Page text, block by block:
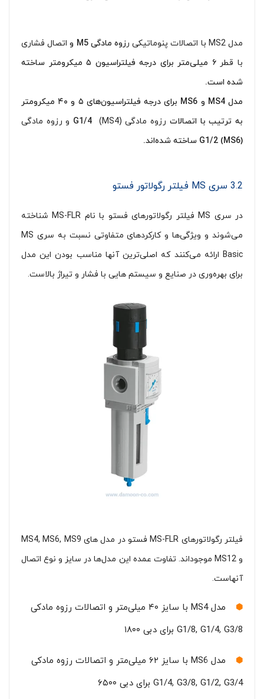
مدل MS2 با اتصالات پنوماتیکی ر زوه مادگیM5 و اتصال فشاری
با قطر۶
میلی‌متر برای درجه فیلتراسیون ۵ میکرومتر ساخته
شده است.
مدلMS4 و MS6
برای درجه فیلتراسیون‌های ۵ و ۴۰ میکرومتر
به ترتیب با اتصالات رزوه مادگی G1/4 (MS4) و رزوه مادگی
G1/2 (MS6) ساخته شده‌اند.
3.2 سری MS فیلتر رگولاتور فستو
در سری MS فیلتر رگولاتورهای فستو با نام MS-FLR شناخته
می‌شوند و ویژگی‌ها و کارکردهای متفاوتی نسبت به سری MS
Basic ارائه می‌کنند که اصلی‌ترین آنها مناسب بودن این مدل
برای بهره‌وری در صنایع و سیستم هایی با فشار و تیراژ بالاست.
فیلتر رگولاتورهای MS-FLR فستو در مدل های MS4, MS6, MS9
و MS12 موجود‌اند. تفاوت عمده این مدل‌ها در سایز و نوع اتصال
آنهاست.
مدل MS4 با سایز ۴۰ میلی‌متر و اتصالات رزوه مادکی
G1/8, G1/4, G3/8 برای دبی ۱۸۰۰
مدل MS6 با سایز ۶۲ میلی‌متر و اتصالات رزوه مادکی
G1/4, G3/8, G1/2, G3/4 برای دبی ۶۵۰۰